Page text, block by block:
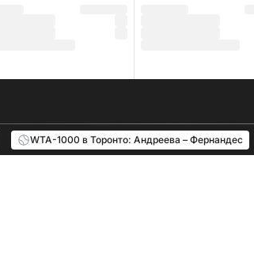
WTA-1000 в Торонто: Андреева – Фернандес